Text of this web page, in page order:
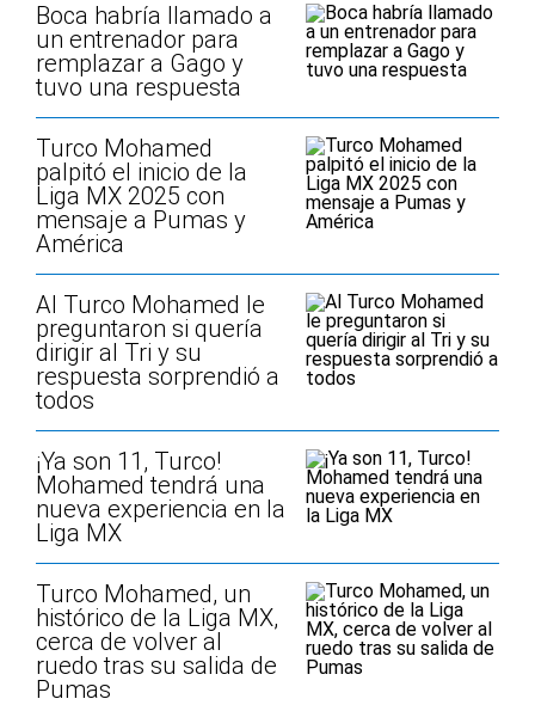
Boca habría llamado a
un entrenador para
remplazar a Gago y
tuvo una respuesta
Turco Mohamed
palpitó el inicio de la
Liga MX 2025 con
mensaje a Pumas y
América
Al Turco Mohamed le
preguntaron si quería
dirigir al Tri y su
respuesta sorprendió a
todos
¡Ya son 11, Turco!
Mohamed tendrá una
nueva experiencia en la
Liga MX
Turco Mohamed, un
histórico de la Liga MX,
cerca de volver al
ruedo tras su salida de
Pumas